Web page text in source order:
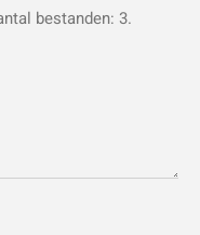
bestanden: 3.